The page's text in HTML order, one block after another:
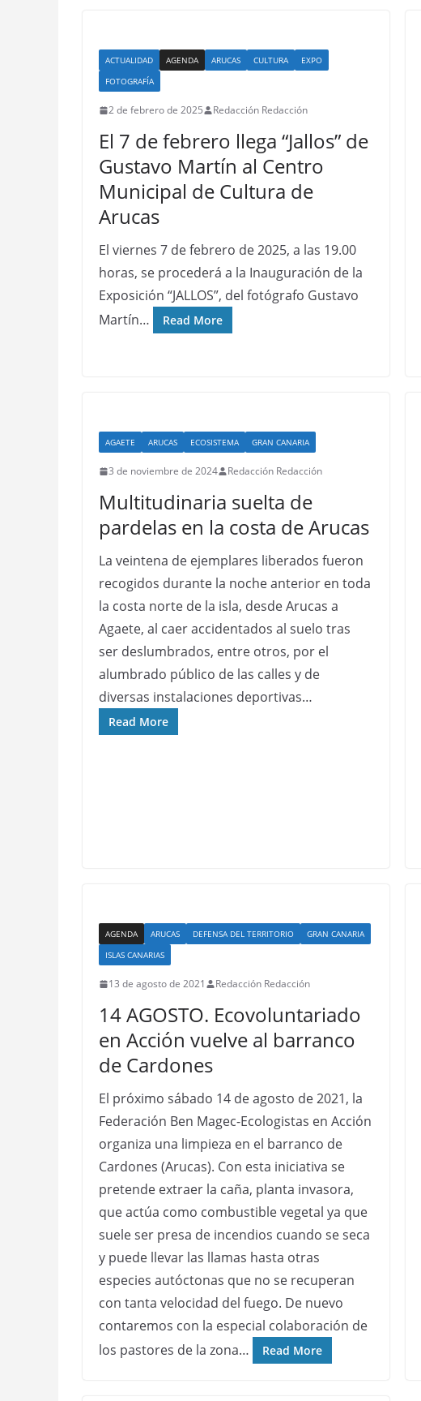
ACTUALIDAD AGENDA ARUCAS CULTURA
EXPO
FOTOGRAFÍA
2 de febrero de 2025 Redacción Redacción
El 7 de febrero llega “Jallos” de
Gustavo Martín al Centro
Municipal de Cultura de
Arucas
El viernes 7 de febrero de 2025, a las 19.00
horas, se procederá a la Inauguración de la
Exposición “JALLOS”, del fotógrafo Gustavo
Martín…
Read More
AGAETE ARUCAS ECOSISTEMA GRAN CANARIA
3 de noviembre de 2024 Redacción Redacción
Multitudinaria suelta de
pardelas en la costa de Arucas
La veintena de ejemplares liberados fueron
recogidos durante la noche anterior en toda
la costa norte de la isla, desde Arucas a
Agaete, al caer accidentados al suelo tras
ser deslumbrados, entre otros, por el
alumbrado público de las calles y de
diversas instalaciones deportivas…
Read More
AGENDA ARUCAS DEFENSA DEL TERRITORIO
GRAN CANARIA
ISLAS CANARIAS
13 de agosto de 2021 Redacción Redacción
14 AGOSTO. Ecovoluntariado
en Acción vuelve al barranco
de Cardones
El próximo sábado 14 de agosto de 2021, la
Federación Ben Magec-Ecologistas en Acción
organiza una limpieza en el barranco de
Cardones (Arucas). Con esta iniciativa se
pretende extraer la caña, planta invasora,
que actúa como combustible vegetal ya que
suele ser presa de incendios cuando se seca
y puede llevar las llamas hasta otras
especies autóctonas que no se recuperan
con tanta velocidad del fuego. De nuevo
contaremos con la especial colaboración de
los pastores de la zona…
Read More